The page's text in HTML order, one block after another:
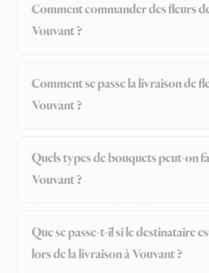
Comment commander des fleurs
Vouvant ?
Comment se passe la livraison de
Vouvant ?
Quels types de bouquets peut-on
Vouvant ?
Que se passe-t-il si le destinataire
lors de la livraison à Vouvant ?